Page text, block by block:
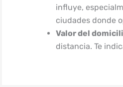
influye,
ciudades donde
Valor del
distancia. Te